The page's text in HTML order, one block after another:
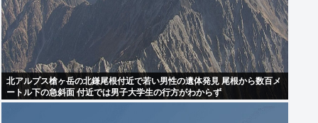
北アルプス槍ヶ岳の北鎌尾根付近で若い男性の遺体発見 尾根から数百メ
ートル下の急斜面 付近では男子大学生の行方がわからず